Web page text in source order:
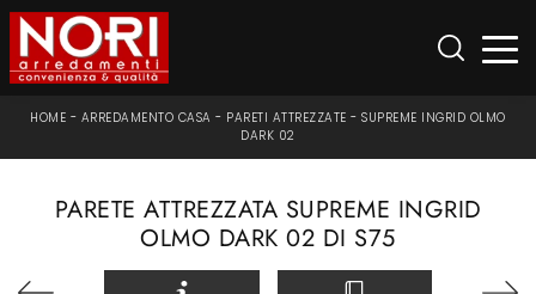
HOME - ARREDAMENTO CASA - PARETI ATTREZZATE -SUPREME INGRID OLMO
DARK 02
PARETE ATTREZZATA SUPREME INGRID
OLMO DARK 02 DI S75